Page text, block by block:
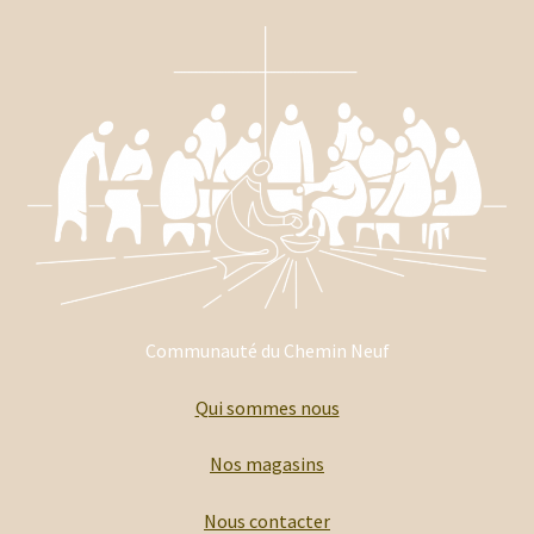
Communauté du Chemin Neuf
Qui sommes nous
Nos magasins
Nous contacter